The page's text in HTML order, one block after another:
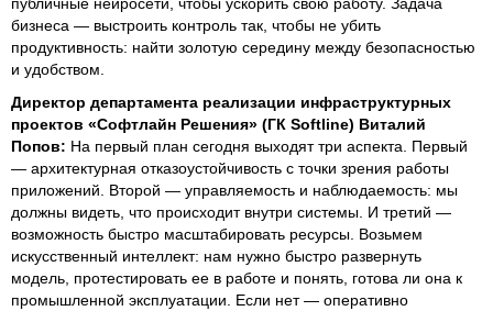
бизнеса — выстроить контроль так, чтобы не убить
продуктивность: найти золотую середину между безопасностью
и удобством.
Директор департамента реализации инфраструктурных
проектов «Софтлайн Решения» (ГК Softline) Виталий
Попов: На первый план сегодня выходят три аспекта. Первый
— архитектурная отказоустойчивость с точки зрения работы
приложений. Второй — управляемость и наблюдаемость: мы
должны видеть, что происходит внутри системы. И третий —
возможность быстро масштабировать ресурсы. Возьмем
искусственный интеллект: нам нужно быстро развернуть
модель, протестировать ее в работе и понять, готова ли она к
промышленной эксплуатации. Если нет — оперативно